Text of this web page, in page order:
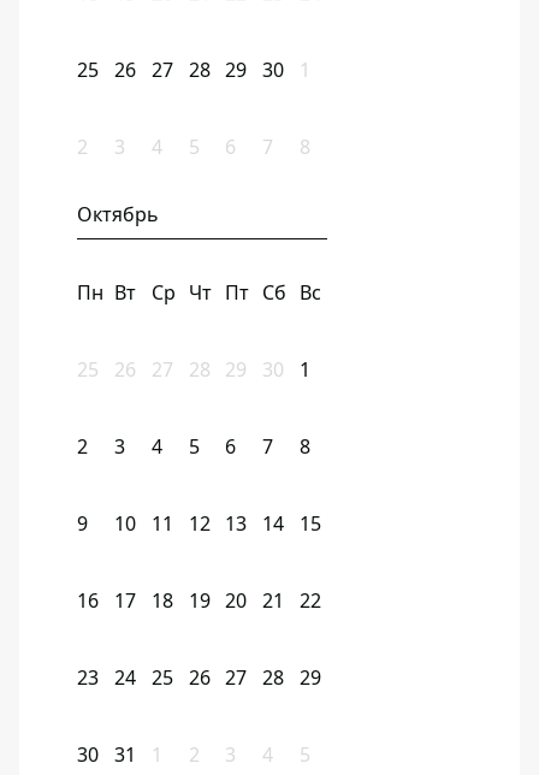
25 26 27 28 29 30 1
2 3 4 5 6 7 8
Октябрь
Пн Вт Ср Чт Пт Сб Вс
25 26 27 28 29 30 1
2 3 4 5 6 7 8
9 10 11 12 13 14 15
16 17 18 19 20 21 22
23 24 25 26 27 28 29
30 31 1 2 3 4 5